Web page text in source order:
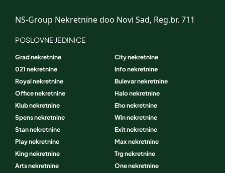
NS-Group Nekretnine doo Novi Sad, Reg.br. 711
POSLOVNE JEDINICE
Grad nekretnine
City nekretnine
021 nekretnine
Info nekretnine
Royal nekretnine
Bulevar nekretnine
Office nekretnine
Halo nekretnine
Klub nekretnine
Eho nekretnine
Spens nekretnine
Win nekretnine
Stan nekretnine
Exit nekretnine
Play nekretnine
Max nekretnine
King nekretnine
Trg nekretnine
Arts nekretnine
One nekretnine